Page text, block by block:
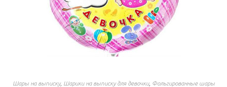
Шары на выписку, Шарики на выписку для девочки, Фольгированные шары